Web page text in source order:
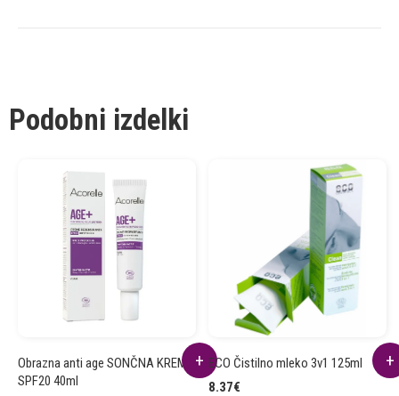
Podobni izdelki
Obrazna anti age SONČNA KREMA
SPF20 40ml
ECO Čistilno mleko 3v1 125ml
8.37€